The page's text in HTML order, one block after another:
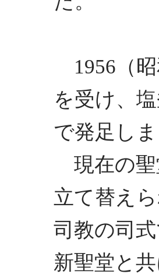
1956（昭
を受け、
で発足し
現在の聖
立て替え
司教の司
新聖堂と